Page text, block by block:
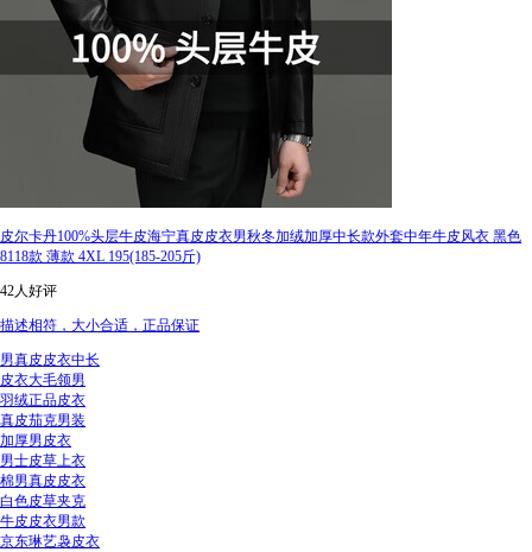
皮尔卡丹100%头层牛皮海宁真皮皮衣男秋冬加绒加厚中长款外套中年牛皮风衣 黑色
8118款 薄款 4XL 195(185-205斤)
42人好评
描述相符，大小合适，正品保证
男真皮皮衣中长
皮衣大毛领男
羽绒正品皮衣
真皮茄克男装
加厚男皮衣
男士皮草上衣
棉男真皮皮衣
白色皮草夹克
牛皮皮衣男款
京东琳艺袅皮衣